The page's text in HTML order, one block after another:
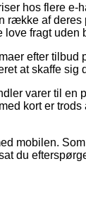
hos flere e-
række af
love fragt uden
efter tilbud
at skaffe sig
varer til en
kort er
mobilen.
du